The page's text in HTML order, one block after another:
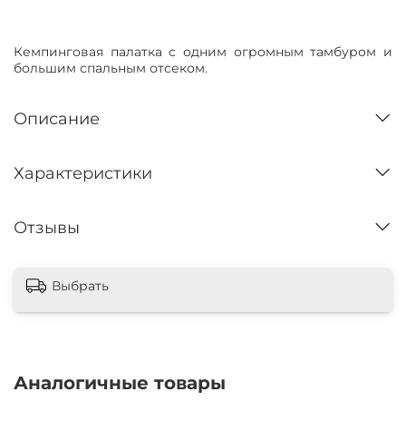
Кемпинговая палатка с одним огромным тамбуром и
большим спальным отсеком.
Описание
Характеристики
Отзывы
Выбрать
Аналогичные товары